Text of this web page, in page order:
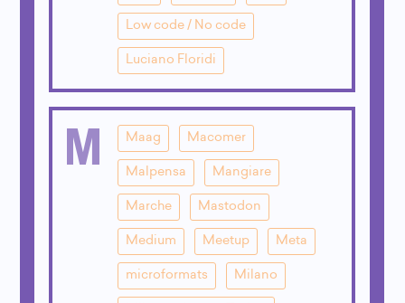
Low code / No code
Luciano Floridi
M Maag Macomer
Malpensa Mangiare
Marche Mastodon
Medium Meetup Meta
microformats Milano